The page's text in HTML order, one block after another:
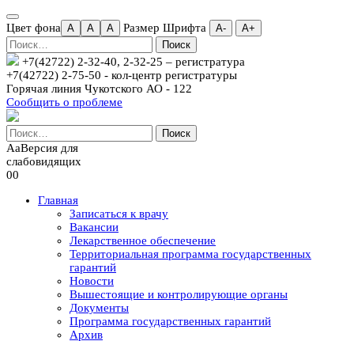
Цвет фона A A A Размер Шрифта А- А+
Найти:
+7(42722) 2-32-40, 2-32-25 – регистратура
+7(42722) 2-75-50 - кол-центр регистратуры
Горячая линия Чукотского АО - 122
Сообщить о проблеме
Найти:
AaВерсия для
слабовидящих
00
Главная
Записаться к врачу
Вакансии
Лекарственное обеспечение
Территориальная программа государственных
гарантий
Новости
Вышестоящие и контролирующие органы
Документы
Программа государственных гарантий
Архив